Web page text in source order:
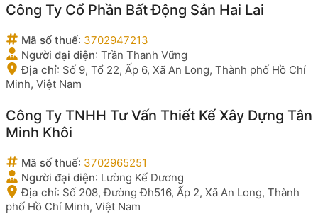
Công Ty Cổ Phần Bất Động Sản Hai Lai
Mã số thuế: 3702947213
Người đại diện: Trần Thanh Vững
Địa chỉ: Số 9, Tổ 22, Ấp 6, Xã An Long, Thành phố Hồ Chí
Minh, Việt Nam
Công Ty TNHH Tư Vấn Thiết Kế Xây Dựng Tân
Minh Khôi
Mã số thuế: 3702965251
Người đại diện: Lường Kế Dương
Địa chỉ: Số 208, Đường Đh516, Ấp 2, Xã An Long, Thành
phố Hồ Chí Minh, Việt Nam